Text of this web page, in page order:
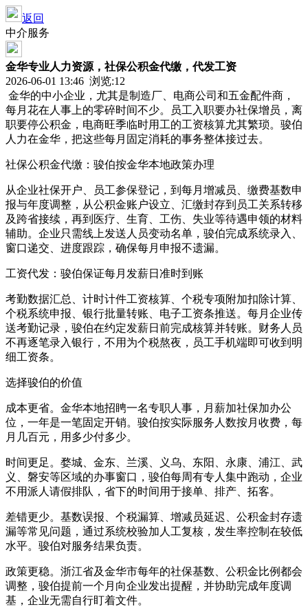
返回
中介服务
金华专业人力资源，社保公积金代缴，代发工资
2026-06-01 13:46 浏览:12
金华的中小企业，尤其是制造厂、电商公司和五金配件商，
每月花在人事上的零碎时间不少。员工入职要办社保增员，离
职要停公积金，电商旺季临时用工的工资核算尤其繁琐。骏伯
人力在金华，把这些每月固定消耗的事务整体接过去。
社保公积金代缴：骏伯按金华本地政策办理
从企业社保开户、员工参保登记，到每月增减员、缴费基数申
报与年度调整，从公积金账户设立、汇缴封存到员工关系转移
及跨省接续，再到医疗、生育、工伤、失业等待遇申领的材料
辅助。企业只需线上发送人员变动名单，骏伯完成系统录入、
窗口递交、进度跟踪，确保每月申报不遗漏。
工资代发：骏伯保证每月发薪日准时到账
考勤数据汇总、计时计件工资核算、个税专项附加扣除计算、
个税系统申报、银行批量转账、电子工资条推送。每月企业传
送考勤记录，骏伯在约定发薪日前完成核算并转账。财务人员
不再逐笔录入银行，不用为个税熬夜，员工手机端即可收到明
细工资条。
选择骏伯的价值
成本更省。金华本地招䀻一名专职人事，月薪加社保加办公
位，一年是一笔固定开销。骏伯按实际服务人数按月收费，每
月几百元，用多少付多少。
时间更足。婺城、金东、兰溪、义乌、东阳、永康、浦江、武
义、磐安等区域的办事窗口，骏伯每周有专人集中跑动，企业
不用派人请假排队，省下的时间用于接单、排产、拓客。
差错更少。基数误报、个税漏算、增减员延迟、公积金封存遗
漏等常见问题，通过系统校验加人工复核，发生率控制在较低
水平。骏伯对服务结果负责。
政策更稳。浙江省及金华市每年的社保基数、公积金比例都会
调整，骏伯提前一个月向企业发出提醒，并协助完成年度调
基，企业无需自行盯着文件。